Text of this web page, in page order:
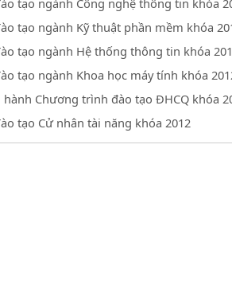
tạo ngành Công nghệ thông tin khóa
tạo ngành Kỹ thuật phần mềm khóa
tạo ngành Hệ thống thông tin khóa
tạo ngành Khoa học máy tính khóa
hành Chương trình đào tạo ĐHCQ khóa
tạo Cử nhân tài năng khóa 2012